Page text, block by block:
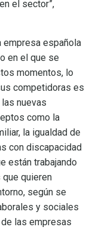
el sector”,
española
en el que se
momentos, lo
competidoras es
nuevas
como la
la igualdad de
con discapacidad
están trabajando
quieren
según se
y sociales
las empresas